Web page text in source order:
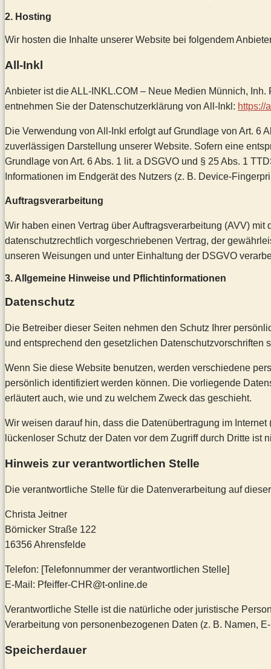
2. Hosting
Wir hosten die Inhalte unserer Website bei folgendem
All-Inkl
Anbieter ist die ALL-INKL.COM – Neue Medien Münnich,
entnehmen Sie der Datenschutzerklärung von All-Inkl: https://
Die Verwendung von All-Inkl erfolgt auf Grundlage von Art. 6
zuverlässigen Darstellung unserer Website. Sofern eine
Grundlage von Art. 6 Abs. 1 lit. a DSGVO und § 25 Abs. 1
Informationen im Endgerät des Nutzers (z. B. Device-
Auftragsverarbeitung
Wir haben einen Vertrag über Auftragsverarbeitung (AVV)
datenschutzrechtlich vorgeschriebenen Vertrag, der
unseren Weisungen und unter Einhaltung der DSGVO
3. Allgemeine Hinweise und Pflicht­informationen
Datenschutz
Die Betreiber dieser Seiten nehmen den Schutz Ihrer
und entsprechend den gesetzlichen Datenschutzvorschriften
Wenn Sie diese Website benutzen, werden verschiedene
persönlich identifiziert werden können. Die vorliegende
erläutert auch, wie und zu welchem Zweck das geschieht.
Wir weisen darauf hin, dass die Datenübertragung im
lückenloser Schutz der Daten vor dem Zugriff durch Dritte ist
Hinweis zur verantwortlichen Stelle
Die verantwortliche Stelle für die Datenverarbeitung auf
Christa Jeitner
Börnicker Straße 122
16356 Ahrensfelde
Telefon: [Telefonnummer der verantwortlichen Stelle]
E-Mail: Pfeiffer-CHR@t-online.de
Verantwortliche Stelle ist die natürliche oder juristische
Verarbeitung von personenbezogenen Daten (z. B. Namen,
Speicherdauer